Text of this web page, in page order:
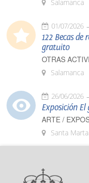
Salamanca
01/07/2026
122 Becas
gratuito
OTRAS
Salamanca
26/06/2026
Exposición
ARTE /
Santa